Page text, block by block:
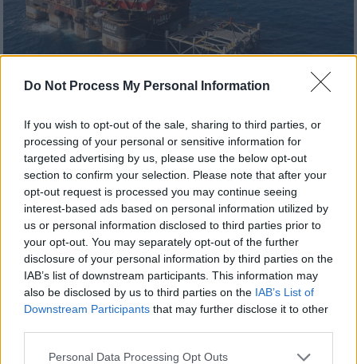
Do Not Process My Personal Information
If you wish to opt-out of the sale, sharing to third parties, or
processing of your personal or sensitive information for
targeted advertising by us, please use the below opt-out
section to confirm your selection. Please note that after your
opt-out request is processed you may continue seeing
interest-based ads based on personal information utilized by
us or personal information disclosed to third parties prior to
your opt-out. You may separately opt-out of the further
disclosure of your personal information by third parties on the
IAB’s list of downstream participants. This information may
also be disclosed by us to third parties on the IAB’s List of
Downstream Participants that may further disclose it to other
Please note that this website/app uses one or more Google
Personal Data Processing Opt Outs
Απεξάρτηση της Ευρώπης από το
ρωσικό φυσικό αέριο μέσω Κύπρου:
Πόσο πιθανό είναι το σενάριο;
Ο πρώην υπουργός Ενέργειας της Κυπριακής
Δημοκρατίας Γιώργος Λακκοτρύπης και ο
καθηγητής Τσαρλς Έλληνας μιλούν στο
ethnos.gr